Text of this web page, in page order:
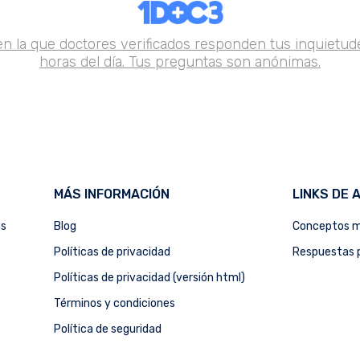
la que doctores verificados responden tus
horas del día. Tus preguntas son anónimas.
MÁS INFORMACIÓN
Blog
Políticas de privacidad
Políticas de privacidad (versión html)
Términos y condiciones
Política de seguridad
LINKS DE
Conceptos
Respuestas